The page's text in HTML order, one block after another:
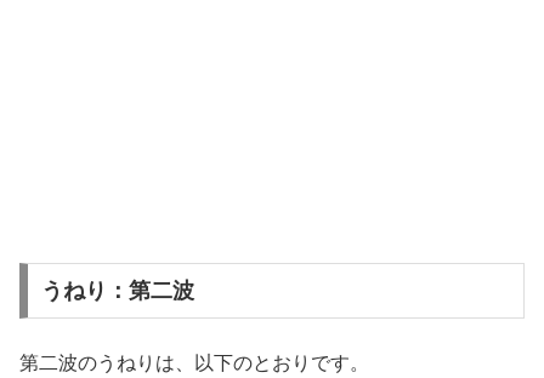
うねり：第二波
第二波のうねりは、以下のとおりです。